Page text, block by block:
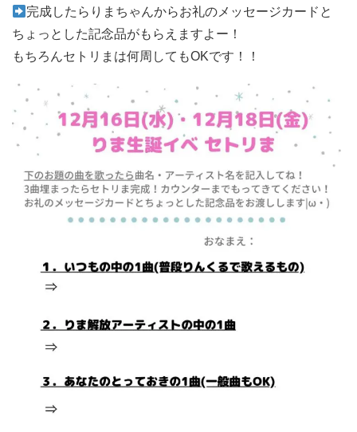
完成したらりまちゃんからお礼のメッセージカードと
ちょっとした記念品がもらえますよー！
もちろんセトリまは何周してもOKです！！